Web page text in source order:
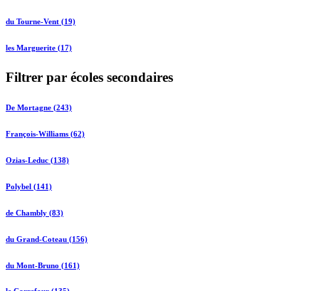
du Tourne-Vent (19)
les Marguerite (17)
Filtrer par écoles secondaires
De Mortagne (243)
François-Williams (62)
Ozias-Leduc (138)
Polybel (141)
de Chambly (83)
du Grand-Coteau (156)
du Mont-Bruno (161)